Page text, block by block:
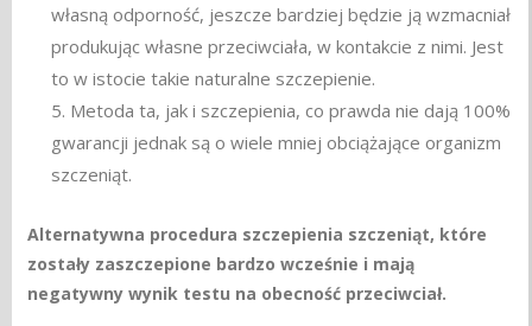
własną odporność, jeszcze bardziej będzie ją wzmacniał
produkując własne przeciwciała, w kontakcie z nimi. Jest
to w istocie takie naturalne szczepienie.
5. Metoda ta, jak i szczepienia, co prawda nie dają 100%
gwarancji jednak są o wiele mniej obciążające organizm
szczeniąt.
Alternatywna procedura szczepienia szczeniąt, które
zostały zaszczepione bardzo wcześnie i mają
negatywny wynik testu na obecność przeciwciał.